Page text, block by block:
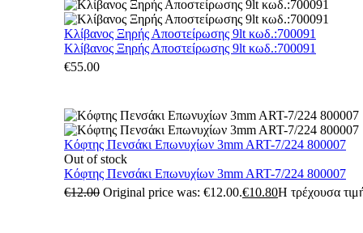
Κλίβανος Ξηρής Αποστείρωσης 9lt κωδ.:700091
Κλίβανος Ξηρής Αποστείρωσης 9lt κωδ.:700091
€55.00
Κόφτης Πενσάκι Επωνυχίων 3mm ART-7/224 800007
Out of stock
Κόφτης Πενσάκι Επωνυχίων 3mm ART-7/224 800007
€12.00 Original price was: €12.00.€10.80Η τρέχουσα